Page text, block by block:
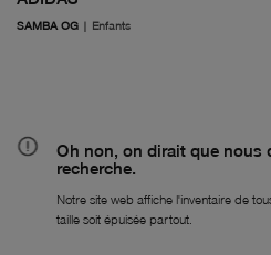
SAMBA OG | Enfants
Oh non, on dirait que nous
recherche.
Notre site web affiche l'inventaire de
taille soit épuisée partout.